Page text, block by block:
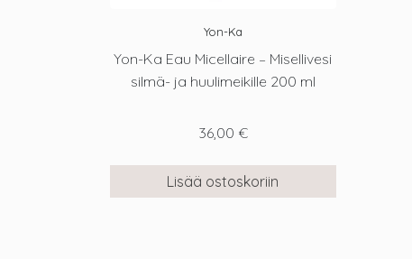
Yon-Ka
Yon-Ka Eau Micellaire – Misellivesi
silmä- ja huulimeikille 200 ml
36,00 €
Lisää ostoskoriin